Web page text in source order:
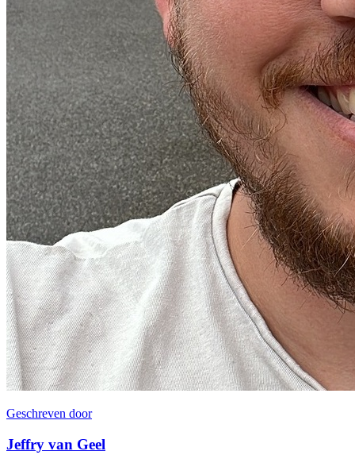
Geschreven door
Jeffry van Geel